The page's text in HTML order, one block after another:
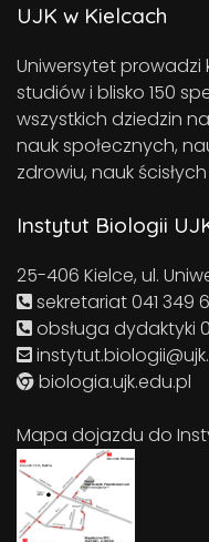
UJK w Kielcach
Uniwersytet prowadzi
studiów i blisko 150
wszystkich dziedzin
nauk społecznych,
zdrowiu, nauk
Instytut Biologii
25-406 Kielce, ul.
sekretariat 041 349
obsługa dydaktyki
biologia.ujk.edu.pl
Mapa dojazdu do